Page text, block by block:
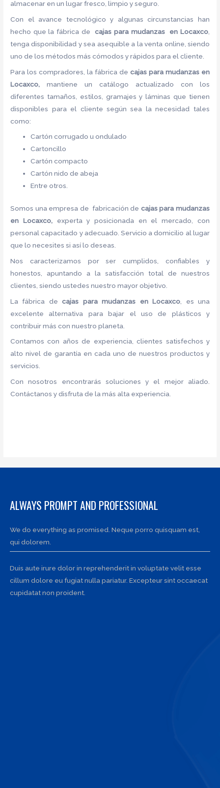
almacenar en un lugar fresco, limpio y seguro.
Con el avance tecnológico y algunas circunstancias han
hecho que la fábrica decajas para mudanzas en Locaxco,
tenga disponibilidad y sea asequible a la venta online, siendo
uno de los métodos más cómodos y rápidos para el cliente.
Para los compradores, la fábrica de cajas para mudanzas en
Locaxco,mantiene un catálogo actualizado con los
diferentes tamaños, estilos, gramajes y láminas que tienen
disponibles para el cliente según sea la necesidad tales
como:
Cartón corrugado u ondulado
Cartoncillo
Cartón compacto
Cartón nido de abeja
Entre otros.
Somos una empresa de fabricación de cajas para mudanzas
en Locaxco, experta y posicionada en el mercado, con
personal capacitado y adecuado. Servicio a domicilio al lugar
que lo necesites si así lo deseas.
Nos caracterizamos por ser cumplidos, confiables y
honestos, apuntando a la satisfacción total de nuestros
clientes, siendo ustedes nuestro mayor objetivo.
La fábrica decajas para mudanzas en Locaxco , es una
excelente alternativa para bajar el uso de plásticos y
contribuir más con nuestro planeta.
Contamos con años de experiencia, clientes satisfechos y
alto nivel de garantía en cada uno de nuestros productos y
servicios.
Con nosotros encontrarás soluciones y el mejor aliado.
Contáctanos y disfruta de la más alta experiencia.
ALWAYS PROMPT AND PROFESSIONAL
We do everything as promised. Neque porro quisquam est,
qui dolorem.
Duis aute irure dolor in reprehenderit in voluptate velit esse
cillum dolore eu fugiat nulla pariatur. Excepteur sint occaecat
cupidatat non proident.